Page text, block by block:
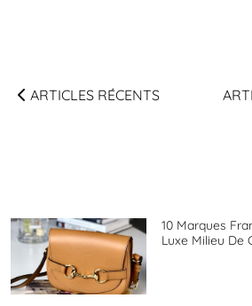
ARTICLES RÉCENTS
10 Marques
Luxe Milieu De